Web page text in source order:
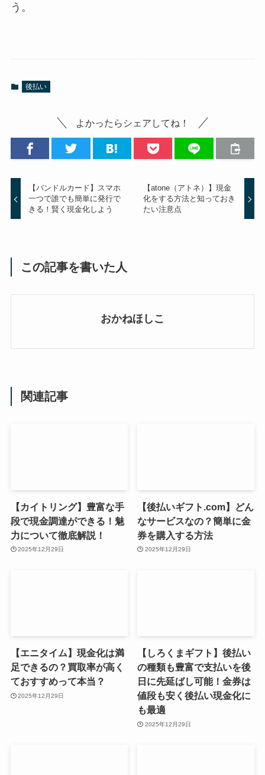
う。
後払い
よかったらシェアしてね！
【バンドルカード】スマホ
一つで誰でも簡単に発行で
きる！賢く現金化しよう
【atone（アトネ）】現金
化をする方法と知っておき
たい注意点
この記事を書いた人
おかねほしこ
関連記事
【カイトリング】豊富な手
段で現金調達ができる！魅
力について徹底解説！
2025年12月29日
【後払いギフト.com】どん
なサービスなの？簡単に金
券を購入する方法
2025年12月29日
【エニタイム】現金化は満
足できるの？買取率が高く
ておすすめって本当？
2025年12月29日
【しろくまギフト】後払い
の種類も豊富で支払いを後
日に先延ばし可能！金券は
値段も安く後払い現金化に
も最適
2025年12月29日